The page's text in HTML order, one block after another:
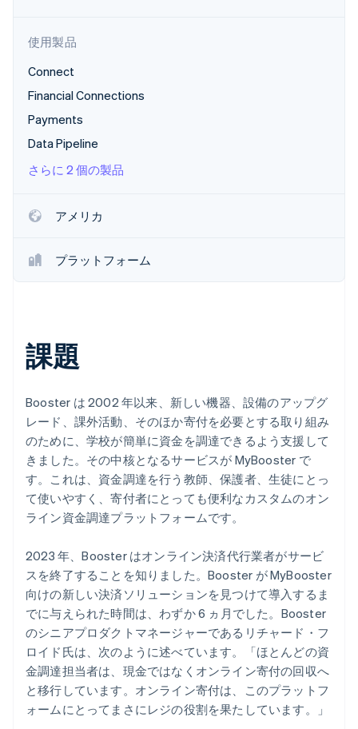
Stripe Sessions 2026
Stripe が AI の経済インフラをどのように構築しているかを
こちらをご覧ください
使用製品
Connect
Financial Connections
Payments
Data Pipeline
さらに 2 個の製品
アメリカ
プラットフォーム
課題
Booster は 2002 年以来、新しい機器、設備のアップグ
レード、課外活動、そのほか寄付を必要とする取り組み
のために、学校が簡単に資金を調達できるよう支援して
きました。その中核となるサービスが MyBooster で
す。これは、資金調達を行う教師、保護者、生徒にとっ
て使いやすく、寄付者にとっても便利なカスタムのオン
ライン資金調達プラットフォームです。
2023 年、Booster はオンライン決済代行業者がサービ
スを終了することを知りました。Booster が MyBooster
向けの新しい決済ソリューションを見つけて導入するま
でに与えられた時間は、わずか 6 ヵ月でした。Booster
のシニアプロダクトマネージャーであるリチャード・フ
ロイド氏は、次のように述べています。「ほとんどの資
金調達担当者は、現金ではなくオンライン寄付の回収へ
と移行しています。オンライン寄付は、このプラットフ
ォームにとってまさにレジの役割を果たしています。」